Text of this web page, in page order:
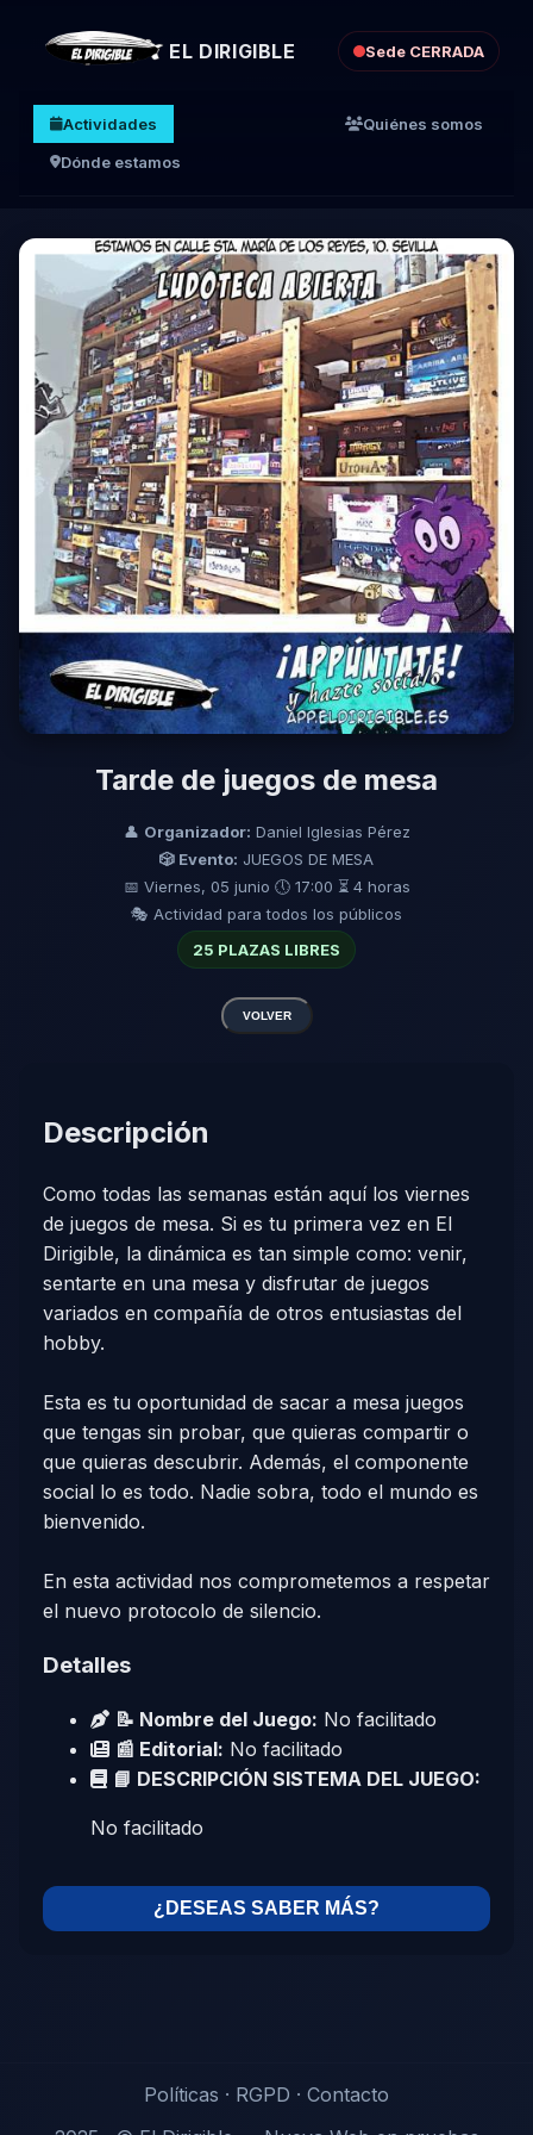
EL DIRIGIBLE Sede CERRADA
Actividades
Quiénes somos
Dónde estamos
Tarde de juegos de mesa
👤 Organizador: Daniel Iglesias Pérez
🎲 Evento: JUEGOS DE MESA
📅 Viernes, 05 junio 🕔 17:00 ⏳ 4 horas
🎭 Actividad para todos los públicos
25 PLAZAS LIBRES
VOLVER
Descripción
Como todas las semanas están aquí los viernes
de juegos de mesa. Si es tu primera vez en El
Dirigible, la dinámica es tan simple como: venir,
sentarte en una mesa y disfrutar de juegos
variados en compañía de otros entusiastas del
hobby.
Esta es tu oportunidad de sacar a mesa juegos
que tengas sin probar, que quieras compartir o
que quieras descubrir. Además, el componente
social lo es todo. Nadie sobra, todo el mundo es
bienvenido.
En esta actividad nos comprometemos a respetar
el nuevo protocolo de silencio.
Detalles
📝 Nombre del Juego: No facilitado
📰 Editorial: No facilitado
📘 DESCRIPCIÓN SISTEMA DEL JUEGO:
No facilitado
¿DESEAS SABER MÁS?
Políticas · RGPD · Contacto